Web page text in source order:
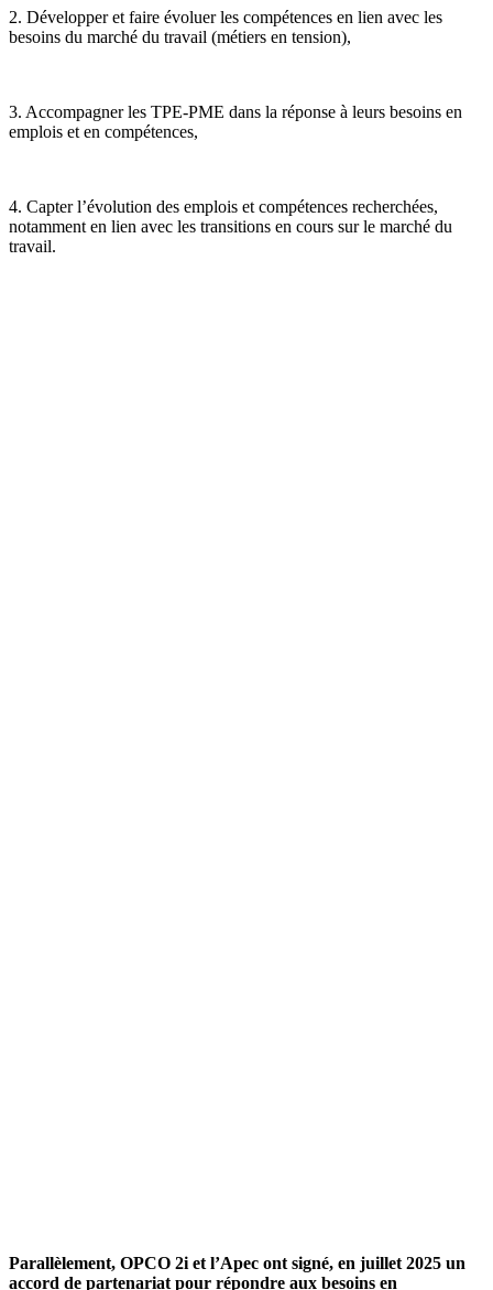
2. Développer et faire évoluer les compétences en lien avec les
besoins du marché du travail (métiers en tension),
3. Accompagner les TPE-PME dans la réponse à leurs besoins en
emplois et en compétences,
4. Capter l’évolution des emplois et compétences recherchées,
notamment en lien avec les transitions en cours sur le marché du
travail.
Parallèlement, OPCO 2i et l’Apec ont signé, en juillet 2025 un
accord de partenariat pour répondre aux besoins en